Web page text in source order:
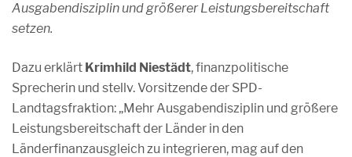
Ausgabendisziplin und größerer Leistungsbereitschaft
setzen.
Dazu erklärt Krimhild Niestädt, finanzpolitische
Sprecherin und stellv. Vorsitzende der SPD-
Landtagsfraktion: „Mehr Ausgabendisziplin und größere
Leistungsbereitschaft der Länder in den
Länderfinanzausgleich zu integrieren, mag auf den